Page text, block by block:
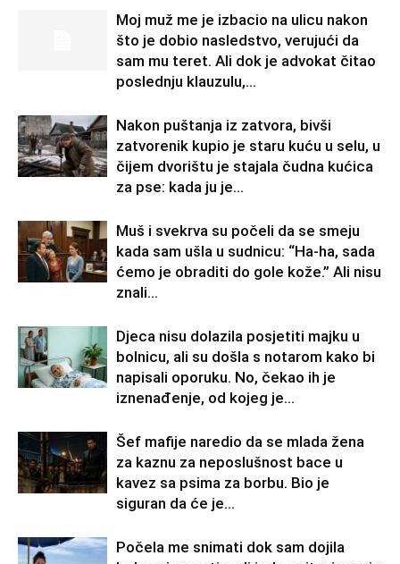
Moj muž me je izbacio na ulicu nakon
što je dobio nasledstvo, verujući da
sam mu teret. Ali dok je advokat čitao
poslednju klauzulu,...
Nakon puštanja iz zatvora, bivši
zatvorenik kupio je staru kuću u selu, u
čijem dvorištu je stajala čudna kućica
za pse: kada ju je...
Muš i svekrva su počeli da se smeju
kada sam ušla u sudnicu: “Ha-ha, sada
ćemo je obraditi do gole kože.” Ali nisu
znali...
Djeca nisu dolazila posjetiti majku u
bolnicu, ali su došla s notarom kako bi
napisali oporuku. No, čekao ih je
iznenađenje, od kojeg je...
Šef mafije naredio da se mlada žena
za kaznu za neposlušnost bace u
kavez sa psima za borbu. Bio je
siguran da će je...
Počela me snimati dok sam dojila